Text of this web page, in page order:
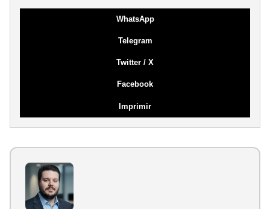
WhatsApp
Telegram
Twitter / X
Facebook
Imprimir